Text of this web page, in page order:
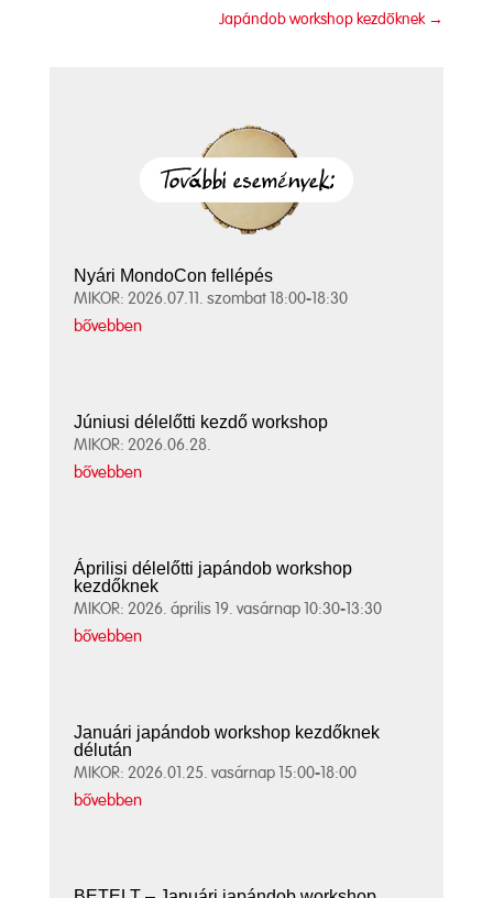
Japándob workshop kezdőknek →
Nyári MondoCon fellépés
MIKOR: 2026.07.11. szombat 18:00-18:30
bővebben
Júniusi délelőtti kezdő workshop
MIKOR: 2026.06.28.
bővebben
Áprilisi délelőtti japándob workshop
kezdőknek
MIKOR: 2026. április 19. vasárnap 10:30-13:30
bővebben
Januári japándob workshop kezdőknek
délután
MIKOR: 2026.01.25. vasárnap 15:00-18:00
bővebben